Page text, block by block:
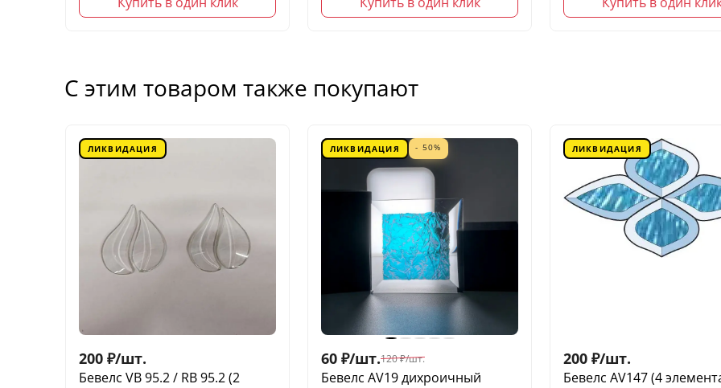
С этим товаром также покупают
ЛИКВИДАЦИЯ
200 ₽/шт.
Бевелс VB 95.2 / RB 95.2 (2
ЛИКВИДАЦИЯ - 50%
60 ₽/шт.120 ₽/шт.
Бевелс AV19 дихроичный
ЛИКВИДАЦИЯ
200 ₽/шт.
Бевелс AV147 (4